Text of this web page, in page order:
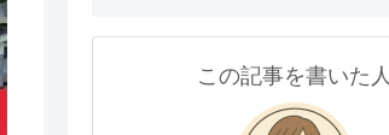
この記事を書いた人